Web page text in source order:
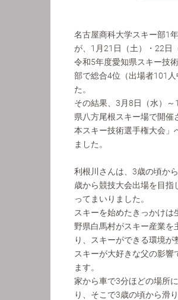
名古屋商科大学スキー部1
が、1月21日（土）・22日
令和5年度愛知県スキー技
部で総合4位（出場者101
た。
その結果、3月8日（水）～
県八方尾根スキー場で開催
本スキー技術選⼿権⼤会」
ました。
利根川さんは、3歳の頃か
歳から競技大会出場を目指
ってまいりました。
スキーを始めたきっかけは
野県白馬村がスキー産業を
り、スキーができる環境が
スキーが大好きな父の影響
ます。
家から車で3分ほどの場所
り、そこで3歳の頃から滑